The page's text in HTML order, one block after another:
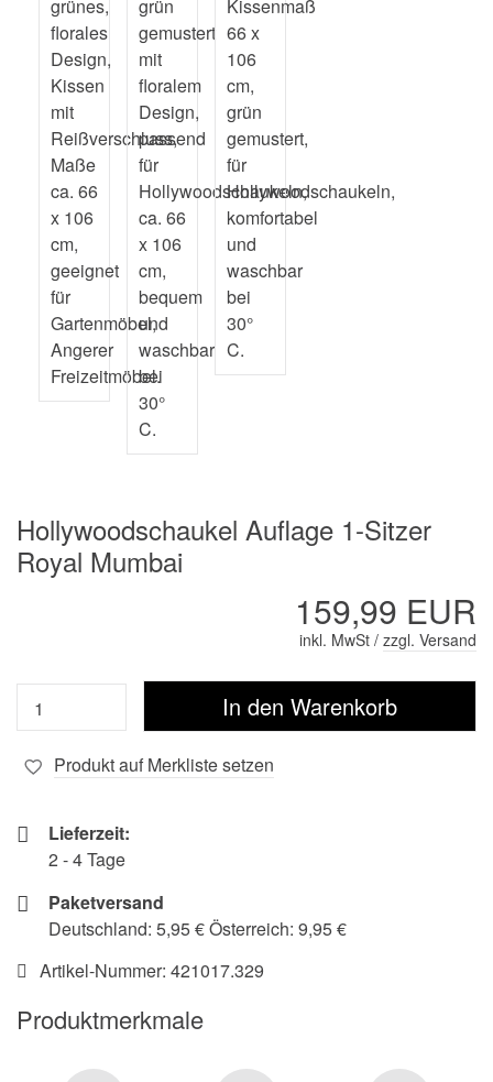
Hollywoodschaukel Auflage 1-Sitzer
Royal Mumbai
159,99 EUR
inkl. MwSt / zzgl. Versand
Produkt auf Merkliste setzen
Lieferzeit:
2 - 4 Tage
Paketversand
Deutschland: 5,95 € Österreich: 9,95 €
Artikel-Nummer: 421017.329
Produktmerkmale